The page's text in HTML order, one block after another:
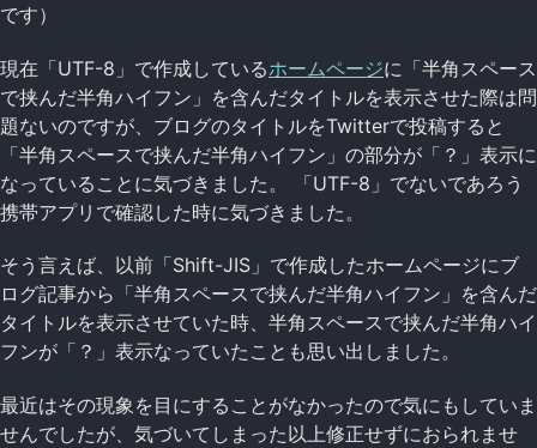
です）
現在「UTF-8」で作成しているホームページに「半角スペース
で挟んだ半角ハイフン」を含んだタイトルを表示させた際は問
題ないのですが、ブログのタイトルをTwitterで投稿すると
「半角スペースで挟んだ半角ハイフン」の部分が「？」表示に
なっていることに気づきました。 「UTF-8」でないであろう
携帯アプリで確認した時に気づきました。
そう言えば、以前「Shift-JIS」で作成したホームページにブ
ログ記事から「半角スペースで挟んだ半角ハイフン」を含んだ
タイトルを表示させていた時、半角スペースで挟んだ半角ハイ
フンが「？」表示なっていたことも思い出しました。
最近はその現象を目にすることがなかったので気にもしていま
せんでしたが、気づいてしまった以上修正せずにおられませ